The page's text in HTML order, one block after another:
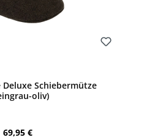
Deluxe Schiebermütze
oliv)
Regulärer Preis:
69,95 €